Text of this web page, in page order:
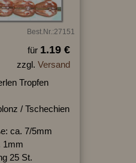
Best.Nr.:27151
für 1.19 €
zzgl. Versand
Tropfen
/ Tschechien
ca. 7/5mm
1mm
25 St.